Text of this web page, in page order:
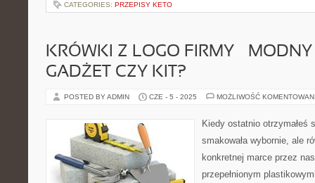
CATEGORIES: PRZEPISY KETO
KRÓWKI Z LOGO FIRMY –
GADŻET CZY KIT?
POSTED BY ADMIN CZE - 5 - 2025 MOŻLIWOŚĆ
Kiedy ostatnio otrzymałeś
smakowała wybornie, ale
konkretnej marce przez
przepełnionym